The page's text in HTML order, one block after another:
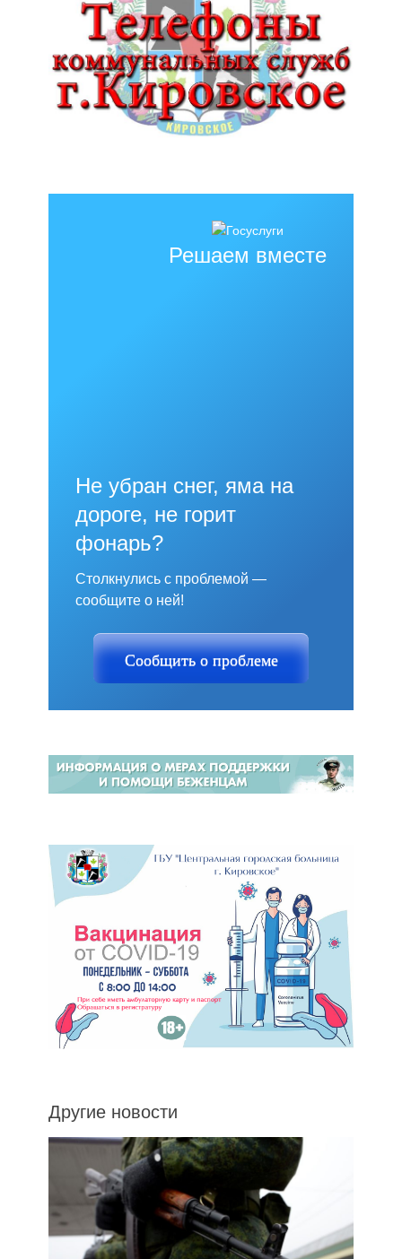
Решаем вместе
Не убран снег, яма на
дороге, не горит
фонарь?
Столкнулись с проблемой —
сообщите о ней!
Сообщить о проблеме
Другие новости